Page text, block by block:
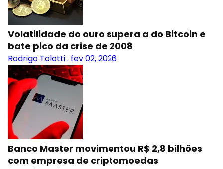
Volatilidade do ouro supera a do Bitcoin e
bate pico da crise de 2008
Rodrigo Tolotti. fev 02, 2026
Banco Master movimentou R$ 2,8 bilhões
com empresa de criptomoedas